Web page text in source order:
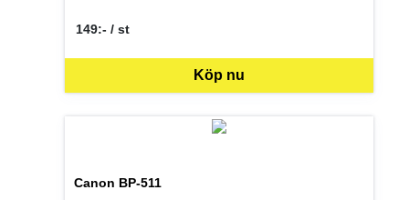
Köp nu
149:- / st
SEK per ST
Canon BP-511